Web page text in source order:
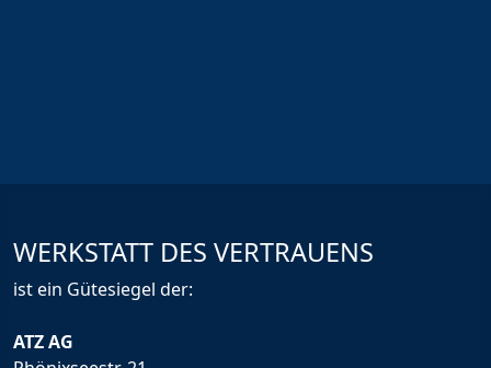
WERKSTATT DES VERTRAUENS
ist ein Gütesiegel der:
ATZ AG